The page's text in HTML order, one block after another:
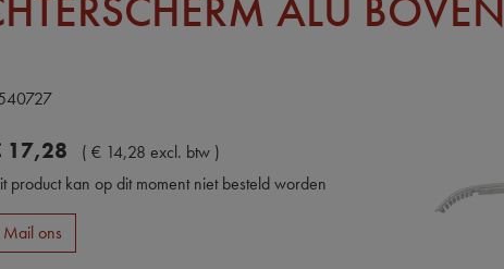
17,28 (€ 14,28 excl. btw )
product kan op dit moment niet besteld worden
Mail ons